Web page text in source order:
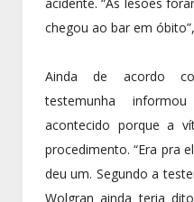
chegou ao bar em
Ainda de acordo
testemunha
acontecido porque a
procedimento. “Era pra
deu um. Segundo a
Wolgran ainda teria